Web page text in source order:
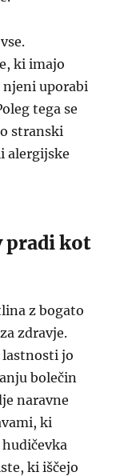
ki imajo
njeni uporabi
tega se
stranski
alergijske
pradi kot
z bogato
zdravje.
jo
bolečin
naravne
ki
ki iščejo